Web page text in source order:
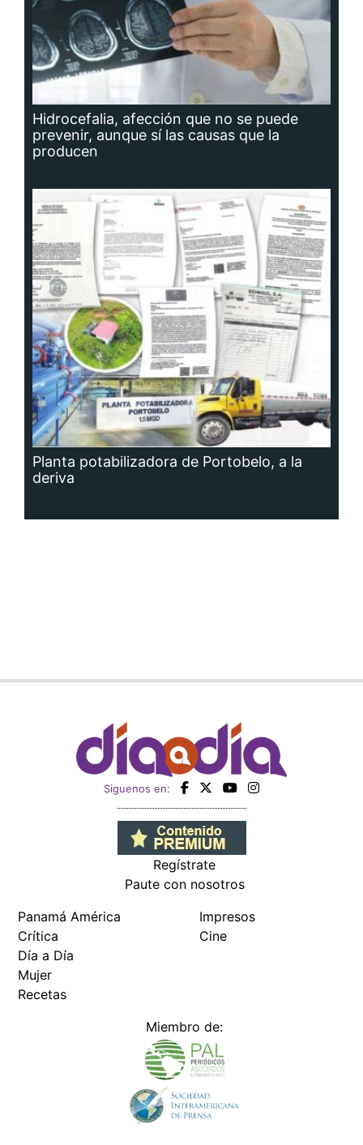
Hidrocefalia, afección que no se puede
prevenir, aunque sí las causas que la
producen
Planta potabilizadora de Portobelo, a la
deriva
Siguenos en:
Regístrate
Paute con nosotros
Panamá América
Crítica
Día a Día
Mujer
Recetas
Impresos
Cine
Miembro de: